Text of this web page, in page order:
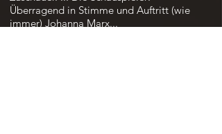
Überragend in Stimme und Auftritt (wie
immer) Johanna Marx...